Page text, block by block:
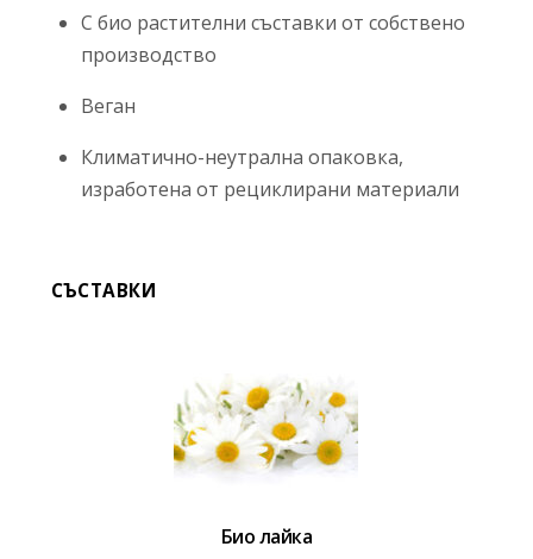
С био растителни съставки от собствено
производство
Веган
Климатично-неутрална опаковка,
изработена от рециклирани материали
СЪСТАВКИ
Био лайка